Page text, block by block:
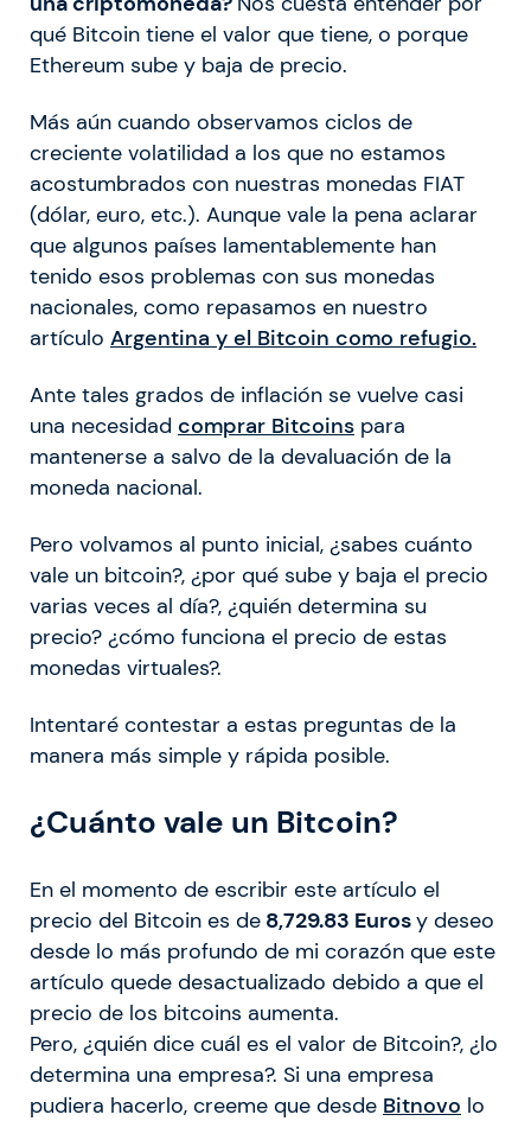
qué Bitcoin tiene el valor que tiene, o porque
Ethereum sube y baja de precio.
Más aún cuando observamos ciclos de
creciente volatilidad a los que no estamos
acostumbrados con nuestras monedas FIAT
(dólar, euro, etc.). Aunque vale la pena aclarar
que algunos países lamentablemente han
tenido esos problemas con sus monedas
nacionales, como repasamos en nuestro
artículo Argentina y el Bitcoin como refugio.
Ante tales grados de inflación se vuelve casi
una necesidad comprar Bitcoins para
mantenerse a salvo de la devaluación de la
moneda nacional.
Pero volvamos al punto inicial, ¿sabes cuánto
vale un bitcoin?, ¿por qué sube y baja el precio
varias veces al día?, ¿quién determina su
precio? ¿cómo funciona el precio de estas
monedas virtuales?.
Intentaré contestar a estas preguntas de la
manera más simple y rápida posible.
¿Cuánto vale un Bitcoin?
En el momento de escribir este artículo el
precio del Bitcoin es de 8,729.83 Eurosy deseo
desde lo más profundo de mi corazón que este
artículo quede desactualizado debido a que el
precio de los bitcoins aumenta.
Pero, ¿quién dice cuál es el valor de Bitcoin?, ¿lo
determina una empresa?. Si una empresa
pudiera hacerlo, creeme que desde Bitnovo lo